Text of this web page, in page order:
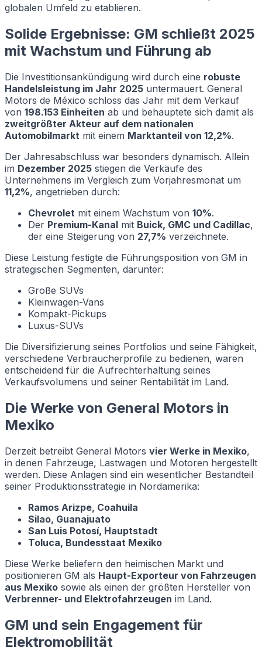
globalen Umfeld zu etablieren.
Solide Ergebnisse: GM schließt 2025
mit Wachstum und Führung ab
Die Investitionsankündigung wird durch eine robuste
Handelsleistung im Jahr 2025 untermauert. General
Motors de México schloss das Jahr mit dem Verkauf
von 198.153 Einheiten ab und behauptete sich damit als
zweitgrößter Akteur auf dem nationalen
Automobilmarkt mit einem Marktanteil von 12,2%.
Der Jahresabschluss war besonders dynamisch. Allein
im Dezember 2025 stiegen die Verkäufe des
Unternehmens im Vergleich zum Vorjahresmonat um
11,2%, angetrieben durch:
Chevrolet mit einem Wachstum von 10%.
Der Premium-Kanal mit Buick, GMC und Cadillac,
der eine Steigerung von 27,7% verzeichnete.
Diese Leistung festigte die Führungsposition von GM in
strategischen Segmenten, darunter:
Große SUVs
Kleinwagen-Vans
Kompakt-Pickups
Luxus-SUVs
Die Diversifizierung seines Portfolios und seine Fähigkeit,
verschiedene Verbraucherprofile zu bedienen, waren
entscheidend für die Aufrechterhaltung seines
Verkaufsvolumens und seiner Rentabilität im Land.
Die Werke von General Motors in
Mexiko
Derzeit betreibt General Motors vier Werke in Mexiko,
in denen Fahrzeuge, Lastwagen und Motoren hergestellt
werden. Diese Anlagen sind ein wesentlicher Bestandteil
seiner Produktionsstrategie in Nordamerika:
Ramos Arizpe, Coahuila
Silao, Guanajuato
San Luis Potosí, Hauptstadt
Toluca, Bundesstaat Mexiko
Diese Werke beliefern den heimischen Markt und
positionieren GM als Haupt-Exporteur von Fahrzeugen
aus Mexiko sowie als einen der größten Hersteller von
Verbrenner- und Elektrofahrzeugen im Land.
GM und sein Engagement für
Elektromobilität